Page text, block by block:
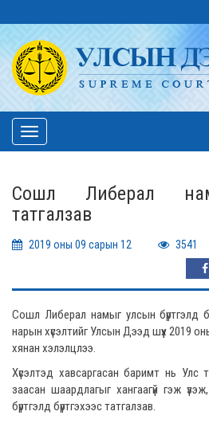
Toggle
navigation
Сошл Либерал
татгалзав
2019 оны 09 сарын 12 3541
Сошл Либерал намыг улсын бүртгэлд
нарын хүсэлтийг Улсын Дээд шүүх 2019
хянан хэлэлцлээ.
Хүсэлтэд хавсаргасан баримт нь Улс
заасан шаардлагыг хангаагүй гэж
бүртгэлд бүртгэхээс татгалзав.